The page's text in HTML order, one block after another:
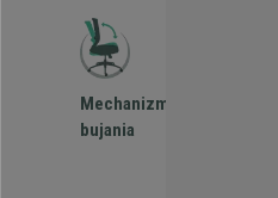
Mechanizm
bujania